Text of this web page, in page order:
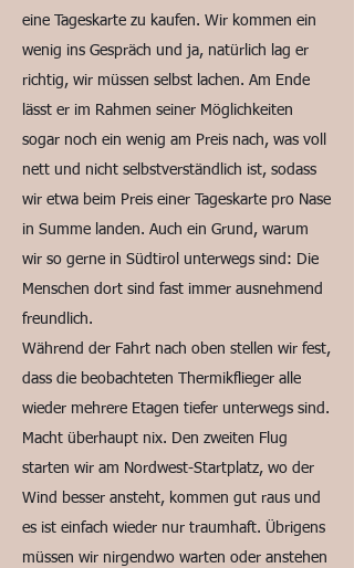
eine Tageskarte zu kaufen. Wir kommen ein
wenig ins Gespräch und ja, natürlich lag er
richtig, wir müssen selbst lachen. Am Ende
lässt er im Rahmen seiner Möglichkeiten
sogar noch ein wenig am Preis nach, was voll
nett und nicht selbstverständlich ist, sodass
wir etwa beim Preis einer Tageskarte pro Nase
in Summe landen. Auch ein Grund, warum
wir so gerne in Südtirol unterwegs sind: Die
Menschen dort sind fast immer ausnehmend
freundlich.
Während der Fahrt nach oben stellen wir fest,
dass die beobachteten Thermikflieger alle
wieder mehrere Etagen tiefer unterwegs sind.
Macht überhaupt nix. Den zweiten Flug
starten wir am Nordwest-Startplatz, wo der
Wind besser ansteht, kommen gut raus und
es ist einfach wieder nur traumhaft. Übrigens
müssen wir nirgendwo warten oder anstehen